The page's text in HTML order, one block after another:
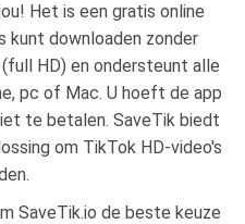
Het is een gratis online
kunt downloaden zonder
HD) en ondersteunt alle
pc of Mac. U hoeft de app
te betalen. SaveTik biedt
om TikTok HD-video's
SaveTik.io de beste keuze